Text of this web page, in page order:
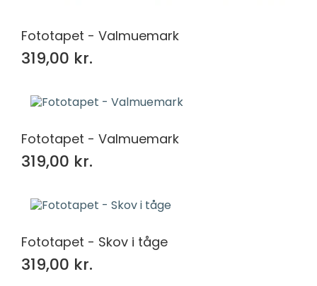
Fototapet - Valmuemark
319,00 kr.
Fototapet - Valmuemark
319,00 kr.
Fototapet - Skov i tåge
319,00 kr.